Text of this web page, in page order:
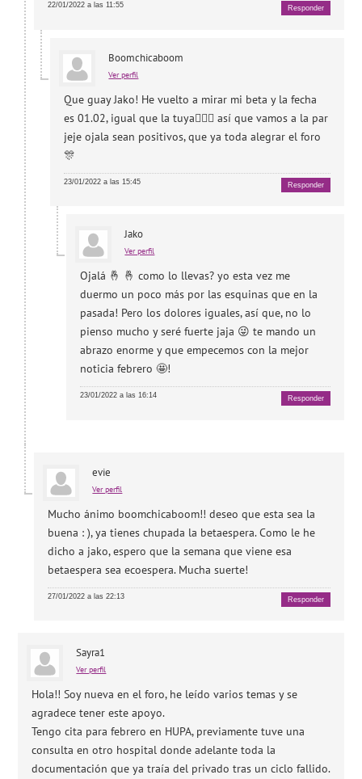
22/01/2022 a las 11:55 Responder
Boomchicaboom
Ver perfil
Que guay Jako! He vuelto a mirar mi beta y la fecha
es 01.02, igual que la tuya👍🏻🥳 así que vamos a la par
jeje ojala sean positivos, que ya toda alegrar el foro
🎊
23/01/2022 a las 15:45 Responder
Jako
Ver perfil
Ojalá 🤞 🤞 como lo llevas? yo esta vez me
duermo un poco más por las esquinas que en la
pasada! Pero los dolores iguales, así que, no lo
pienso mucho y seré fuerte jaja 😜 te mando un
abrazo enorme y que empecemos con la mejor
noticia febrero 🤩!
23/01/2022 a las 16:14 Responder
evie
Ver perfil
Mucho ánimo boomchicaboom!! deseo que esta sea la
buena : ), ya tienes chupada la betaespera. Como le he
dicho a jako, espero que la semana que viene esa
betaespera sea ecoespera. Mucha suerte!
27/01/2022 a las 22:13 Responder
Sayra1
Ver perfil
Hola!! Soy nueva en el foro, he leído varios temas y se
agradece tener este apoyo.
Tengo cita para febrero en HUPA, previamente tuve una
consulta en otro hospital donde adelante toda la
documentación que ya traía del privado tras un ciclo fallido.